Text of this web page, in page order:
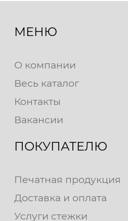
МЕНЮ
О компании
Весь каталог
Контакты
Вакансии
ПОКУПАТЕЛЮ
Печатная продукция
Доставка и оплата
Услуги стежки